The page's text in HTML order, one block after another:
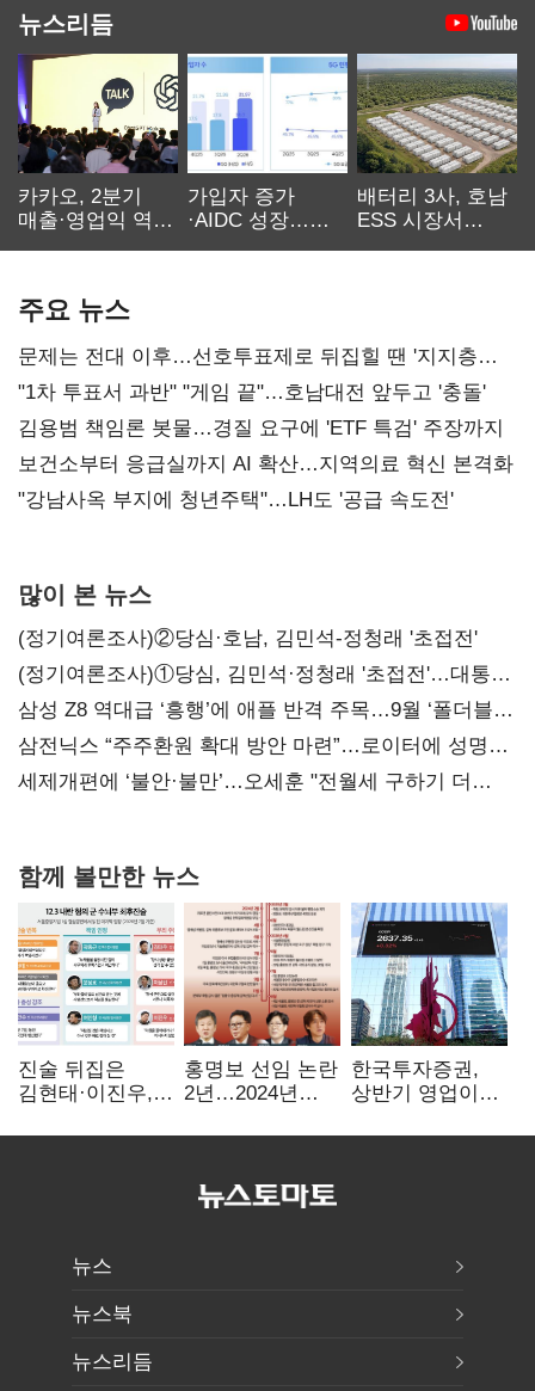
뉴스리듬
카카오, 2분기
매출·영업익 역대
가입자 증가
·AIDC 성장…
배터리 3사, 호남
ESS 시장서
주요 뉴스
문제는 전대 이후…선호투표제로 뒤집힐 땐 '지지층
불복'
"1차 투표서 과반" "게임 끝"…호남대전 앞두고 '충돌'
김용범 책임론 봇물…경질 요구에 'ETF 특검' 주장까지
보건소부터 응급실까지 AI 확산…지역의료 혁신 본격화
"강남사옥 부지에 청년주택"…LH도 '공급 속도전'
많이 본 뉴스
(정기여론조사)②당심·호남, 김민석-정청래 '초접전'
(정기여론조사)①당심, 김민석·정청래 '초접전'…대통령
지지도 '50% 아래로'(종합)
삼성 Z8 역대급 ‘흥행’에 애플 반격 주목…9월 ‘폴더블
대전’
삼전닉스 “주주환원 확대 방안 마련”…로이터에 성명
보내
세제개편에 ‘불안·불만’…오세훈 "전월세 구하기 더
함께 볼만한 뉴스
진술 뒤집은
김현태·이진우,
헌신"…법정서
홍명보 선임 논란
2년…2024년
압색까지
한국투자증권,
상반기 영업이익
전년비 89.1%↑
뉴스
뉴스북
뉴스리듬